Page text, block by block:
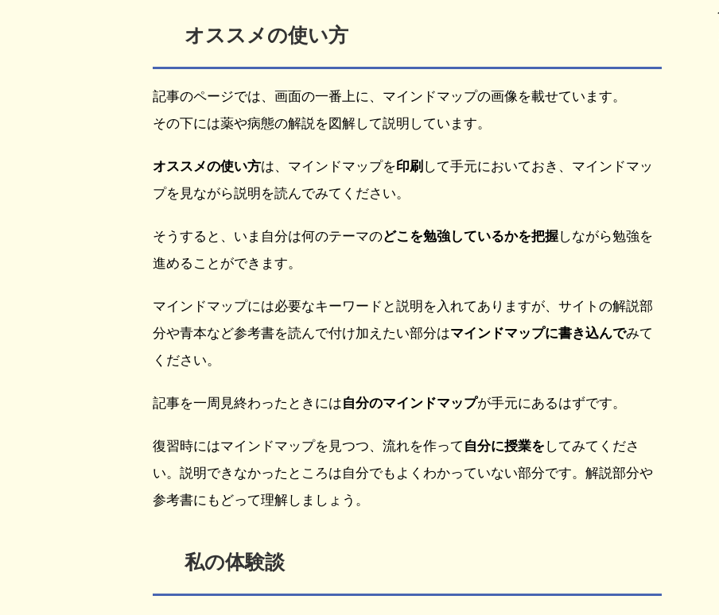
オススメの使い方
記事のページでは、画面の一番上に、マインドマップの画像を載せています。
その下には薬や病態の解説を図解して説明しています。
オススメの使い方は、マインドマップを印刷 して手元においておき、マインドマッ
プを見ながら説明を読んでみてください。
そうすると、いま自分は何のテーマのどこを勉強しているかを把握しながら勉強を
進めることができます。
マインドマップには必要なキーワードと説明を入れてありますが、サイトの解説部
分や青本など参考書を読んで付け加えたい部分はマインドマップに書き込んでみて
ください。
記事を一周見終わったときには自分のマインドマップが手元にあるはずです。
復習時にはマインドマップを見つつ、流れを作って 自分に授業を してみてくださ
い。説明できなかったところは自分でもよくわかっていない部分です。解説部分や
参考書にもどって理解しましょう。
私の体験談